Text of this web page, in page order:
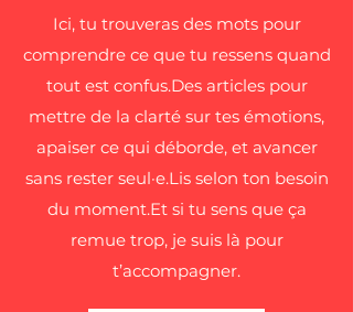
Ici, tu trouveras des mots pour
comprendre ce que tu ressens quand
tout est confus.Des articles pour
mettre de la clarté sur tes émotions,
apaiser ce qui déborde, et avancer
sans rester seul·e.Lis selon ton besoin
du moment.Et si tu sens que ça
remue trop, je suis là pour
t’accompagner.